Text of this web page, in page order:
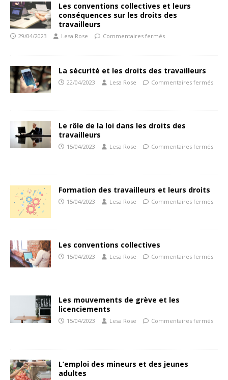
Les conventions collectives et leurs
conséquences sur les droits des
travailleurs
29/04/2023 Lesa Rose Commentaires fermés
La sécurité et les droits des travailleurs
22/04/2023 Lesa Rose Commentaires fermés
Le rôle de la loi dans les droits des
travailleurs
15/04/2023 Lesa Rose Commentaires fermés
Formation des travailleurs et leurs droits
15/04/2023 Lesa Rose Commentaires fermés
Les conventions collectives
15/04/2023 Lesa Rose Commentaires fermés
Les mouvements de grève et les
licenciements
15/04/2023 Lesa Rose Commentaires fermés
L’emploi des mineurs et des jeunes
adultes